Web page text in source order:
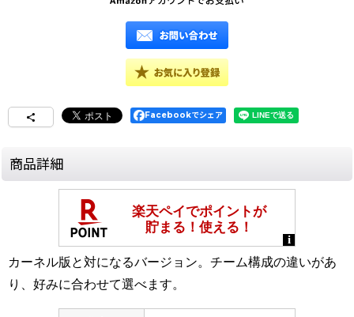
Facebookでシェア
商品詳細
カーネル版と対になるバージョン。チーム構成の違いがあ
り、好みに合わせて選べます。